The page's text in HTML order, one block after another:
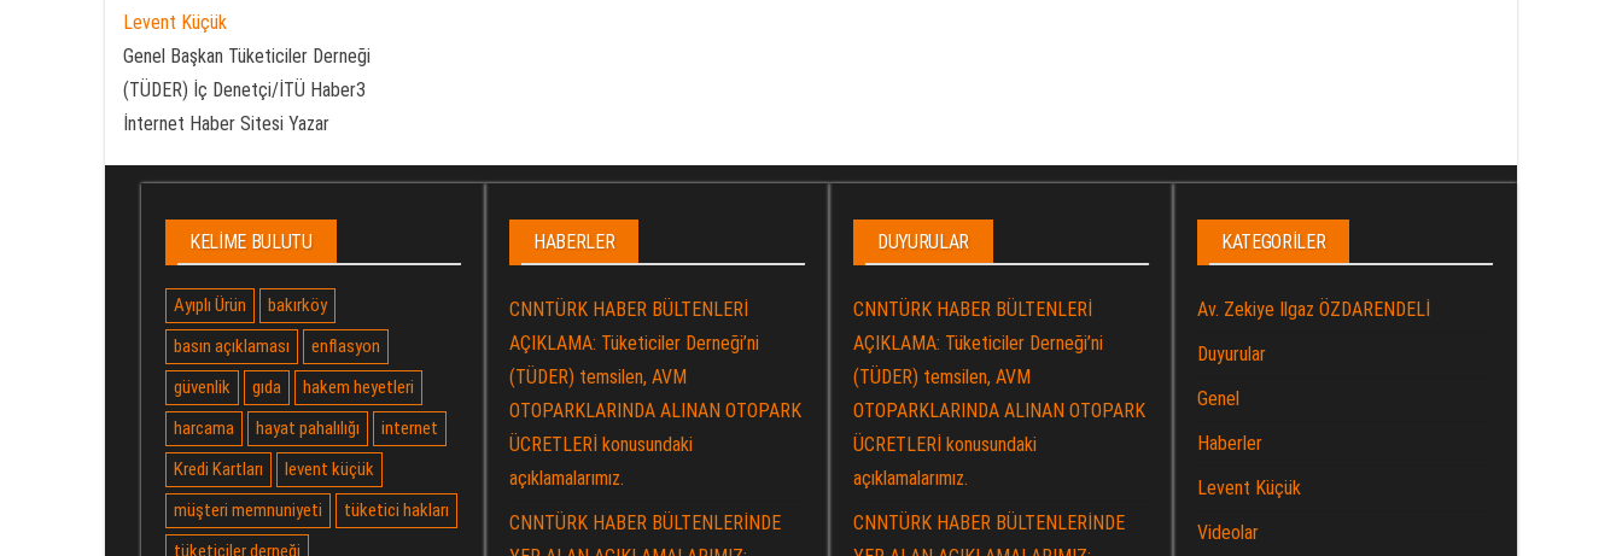
Levent Küçük
Genel Başkan Tüketiciler Derneği
(TÜDER) İç Denetçi/İTÜ Haber3
İnternet Haber Sitesi Yazar
KELIME BULUTU
Ayıplı Ürün
bakırköy
basın açıklaması
enflasyon
güvenlik
gıda
hakem heyetleri
harcama
hayat pahalılığı
internet
Kredi Kartları
levent küçük
müşteri memnuniyeti
tüketici hakları
tüketiciler derneği
HABERLER
CNNTÜRK HABER BÜLTENLERİ
AÇIKLAMA: Tüketiciler Derneği’ni
(TÜDER) temsilen, AVM
OTOPARKLARINDA ALINAN OTOPARK
ÜCRETLERİ konusundaki
açıklamalarımız.
CNNTÜRK HABER BÜLTENLERİNDE
DUYURULAR
CNNTÜRK HABER BÜLTENLERİ
AÇIKLAMA: Tüketiciler Derneği’ni
(TÜDER) temsilen, AVM
OTOPARKLARINDA ALINAN OTOPARK
ÜCRETLERİ konusundaki
açıklamalarımız.
CNNTÜRK HABER BÜLTENLERİNDE
KATEGORILER
Av. Zekiye Ilgaz ÖZDARENDELİ
Duyurular
Genel
Haberler
Levent Küçük
Videolar